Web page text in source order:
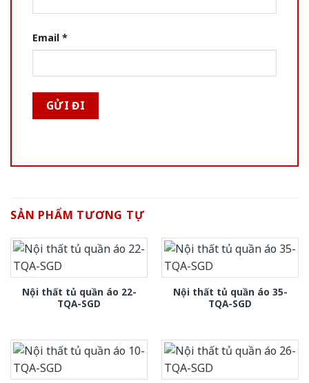
Email *
SẢN PHẨM TƯƠNG TỰ
Nội thất tủ quần áo 22-
TQA-SGD
Nội thất tủ quần áo 35-
TQA-SGD